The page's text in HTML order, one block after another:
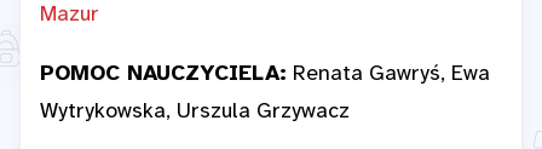
Mazur
POMOC NAUCZYCIELA: Renata Gawryś, Ewa
Wytrykowska, Urszula Grzywacz